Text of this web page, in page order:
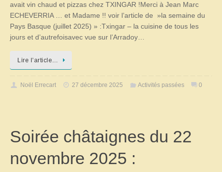
avait vin chaud et pizzas chez TXINGAR !Merci à Jean Marc
ECHEVERRIA … et Madame !! voir l’article de »la semaine du
Pays Basque (juillet 2025) » :Txingar – la cuisine de tous les
jours et d’autrefoisavec vue sur l’Arradoy…
Lire l’article…
Noël Errecart 27 décembre 2025 Activités passées 0
Soirée châtaignes du 22
novembre 2025 :